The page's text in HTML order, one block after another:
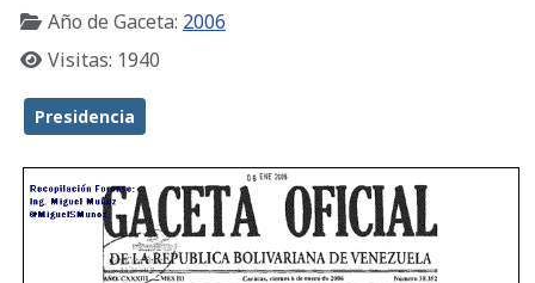
Año de Gaceta: 2006
Visitas: 1940
Presidencia